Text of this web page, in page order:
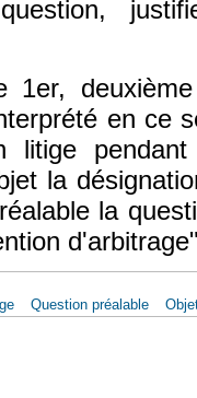
1er,
en ce
litige
la
la
Question préalable